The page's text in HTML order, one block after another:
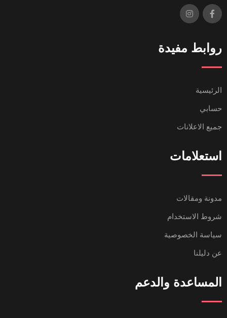
روابط مفيدة
الرئيسية
حسابي
جميع الاعلانات
استعلامات
مدونة ومقالات
شروط الاستخدام
سياسة الخصوصية
عن دليلنا
المساعدة والدعم